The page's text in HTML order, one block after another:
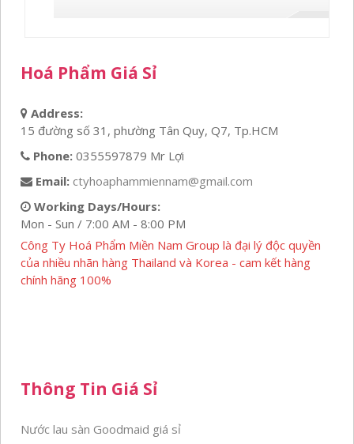
Hoá Phẩm Giá Sỉ
Address:
15 đường số 31, phường Tân Quy, Q7, Tp.HCM
Phone: 0355597879 Mr Lợi
Email: ctyhoaphammiennam@gmail.com
Working Days/Hours:
Mon - Sun / 7:00 AM - 8:00 PM
Công Ty Hoá Phẩm Miền Nam Group là đại lý độc quyền
của nhiều nhãn hàng Thailand và Korea - cam kết hàng
chính hãng 100%
Thông Tin Giá Sỉ
Nước lau sàn Goodmaid giá sỉ